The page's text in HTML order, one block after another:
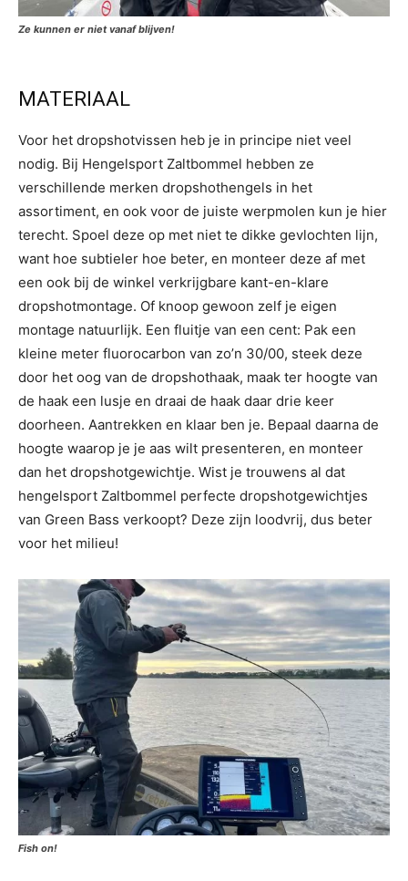
Ze kunnen er niet vanaf blijven!
MATERIAAL
Voor het dropshotvissen heb je in principe niet veel
nodig. Bij Hengelsport Zaltbommel hebben ze
verschillende merken dropshothengels in het
assortiment, en ook voor de juiste werpmolen kun je hier
terecht. Spoel deze op met niet te dikke gevlochten lijn,
want hoe subtieler hoe beter, en monteer deze af met
een ook bij de winkel verkrijgbare kant-en-klare
dropshotmontage. Of knoop gewoon zelf je eigen
montage natuurlijk. Een fluitje van een cent: Pak een
kleine meter fluorocarbon van zo’n 30/00, steek deze
door het oog van de dropshothaak, maak ter hoogte van
de haak een lusje en draai de haak daar drie keer
doorheen. Aantrekken en klaar ben je. Bepaal daarna de
hoogte waarop je je aas wilt presenteren, en monteer
dan het dropshotgewichtje. Wist je trouwens al dat
hengelsport Zaltbommel perfecte dropshotgewichtjes
van Green Bass verkoopt? Deze zijn loodvrij, dus beter
voor het milieu!
Fish on!